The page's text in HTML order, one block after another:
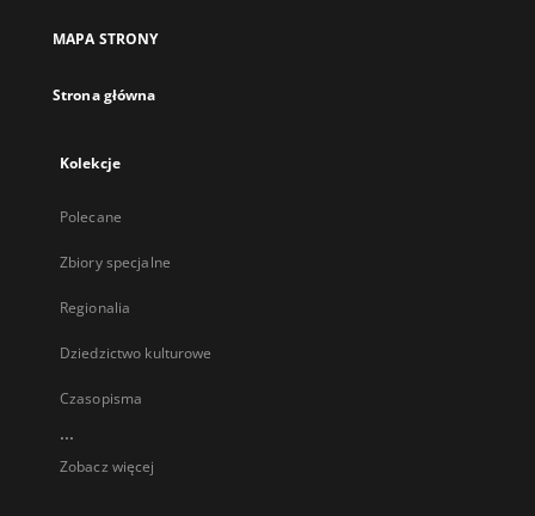
MAPA STRONY
Strona główna
Kolekcje
Polecane
Zbiory specjalne
Regionalia
Dziedzictwo kulturowe
Czasopisma
...
Zobacz więcej